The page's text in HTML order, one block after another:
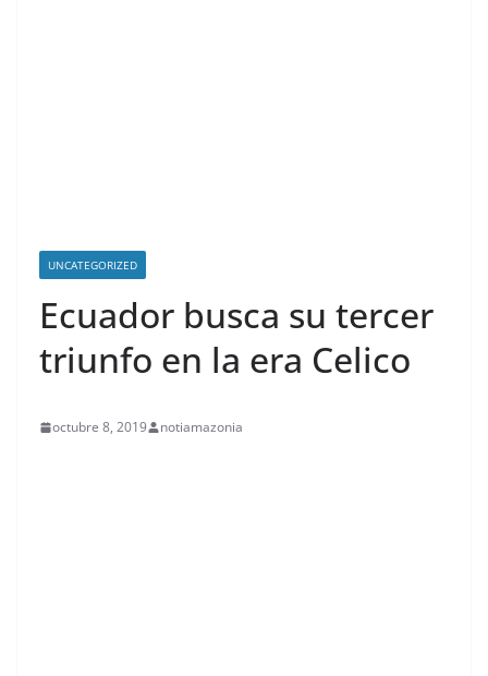
UNCATEGORIZED
Ecuador busca su tercer
triunfo en la era Celico
octubre 8, 2019 notiamazonia